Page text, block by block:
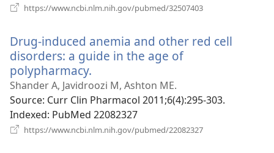
https://www.ncbi.nlm.nih.gov/pubmed/32507403
вікні)
Drug-induced anemia and other red cell
disorders: a guide in the age of
polypharmacy.
у
новому
вікні)
Shander A, Javidroozi M, Ashton ME.
Source‎: Curr Clin Pharmacol 2011;6(4):295-303.
Indexed‎: PubMed 22082327
https://www.ncbi.nlm.nih.gov/pubmed/22082327